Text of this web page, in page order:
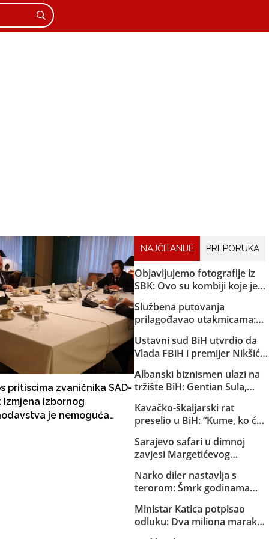
pritiscima zvaničnika SAD-
Izmjena izbornog
je nemoguća
NAJČITANIJE PREPORUKA
Objavljujemo fotografije iz
SBK: Ovo su kombiji koje je
Republike Srpske za akciju u
Bugojnu!
Službena putovanja
prilagođavao utakmicama:
državnom trošku pratio
reprezentaciju BiH
Ustavni sud BiH utvrdio da
Vlada FBiH i premijer Nikšić
odluka: Sud obavijestio
državno Tužilaštvo
Albanski biznismen ulazi na
tržište BiH: Gentian Sula,
u dvije države, dobio licencu
DERK-a za trgovinu strujom
Kavačko-škaljarski rat
preselio u BiH: “Kume, ko će
Sarajevo safari u dimnoj
zavjesi Margetićevog
medijski spektakl i nula
konkretnih dokaza
Narko diler nastavlja s
terorom: Šmrk godinama
Sarajlije i snima svoje
brutalne akcije!
Ministar Katica potpisao
odluku: Dva miliona maraka